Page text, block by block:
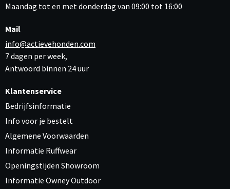
Maandag tot en met donderdag van 09:00 tot 16:00
Mail
info@actievehonden.com
7 dagen per week,
Antwoord binnen 24 uur
Klantenservice
Bedrijfsinformatie
Info voor je bestelt
Algemene Voorwaarden
Informatie Ruffwear
Openingstijden Showroom
Informatie Owney Outdoor